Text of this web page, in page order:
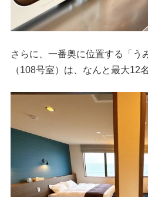
さらに、一番奥に位置する「う
（108号室）は、なんと最大12